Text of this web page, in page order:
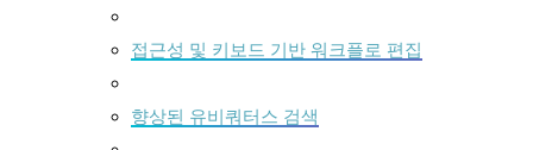
접근성 및 키보드 기반 워크플로 편집
향상된 유비쿼터스 검색